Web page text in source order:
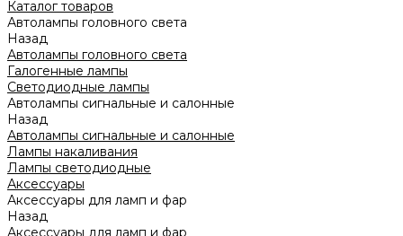
Каталог товаров
Автолампы головного света
Назад
Автолампы головного света
Галогенные лампы
Светодиодные лампы
Автолампы сигнальные и салонные
Назад
Автолампы сигнальные и салонные
Лампы накаливания
Лампы светодиодные
Аксессуары
Аксессуары для ламп и фар
Назад
Аксессуары для ламп и фар